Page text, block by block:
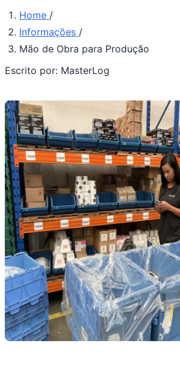
Home /
Informações /
Mão de Obra para Produção
Escrito por: MasterLog